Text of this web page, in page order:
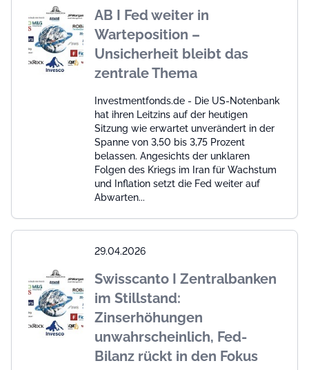
AB I Fed weiter in
Warteposition –
Unsicherheit bleibt das
zentrale Thema
Investmentfonds.de - Die US-Notenbank
hat ihren Leitzins auf der heutigen
Sitzung wie erwartet unverändert in der
Spanne von 3,50 bis 3,75 Prozent
belassen. Angesichts der unklaren
Folgen des Kriegs im Iran für Wachstum
und Inflation setzt die Fed weiter auf
Abwarten...
29.04.2026
Swisscanto I Zentralbanken
im Stillstand:
Zinserhöhungen
unwahrscheinlich, Fed-
Bilanz rückt in den Fokus